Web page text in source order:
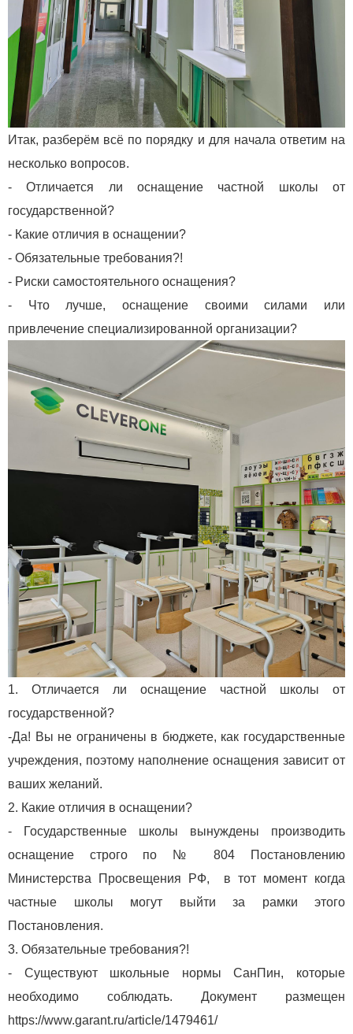
Итак, разберём всё по порядку и для начала ответим на
несколько вопросов.
- Отличается ли оснащение частной школы от
государственной?
- Какие отличия в оснащении?
- Обязательные требования?!
- Риски самостоятельного оснащения?
- Что лучше, оснащение своими силами или
привлечение специализированной организации?
1. Отличается ли оснащение частной школы от
государственной?
-Да! Вы не ограничены в бюджете, как государственные
учреждения, поэтому наполнение оснащения зависит от
ваших желаний.
2. Какие отличия в оснащении?
- Государственные школы вынуждены производить
оснащение строго по № 804 Постановлению
Министерства Просвещения РФ, в тот момент когда
частные школы могут выйти за рамки этого
Постановления.
3. Обязательные требования?!
- Существуют школьные нормы СанПин, которые
необходимо соблюдать. Документ размещен
https://www.garant.ru/article/1479461/